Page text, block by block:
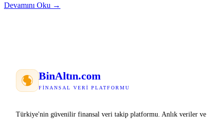
Devamını Oku →
BinAltın.com
FINANSAL VERI PLATFORMU
Türkiye'nin güvenilir finansal veri takip platformu. Anlık veriler ve